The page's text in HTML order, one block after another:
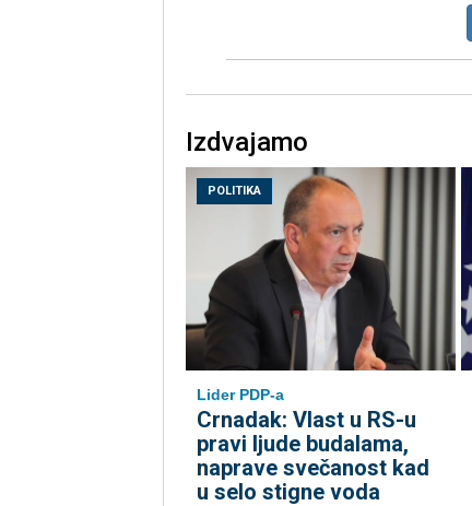
Izdvajamo
POLITIKA
Lider PDP-a
Crnadak: Vlast u RS-u
pravi ljude budalama,
naprave svečanost kad
u selo stigne voda